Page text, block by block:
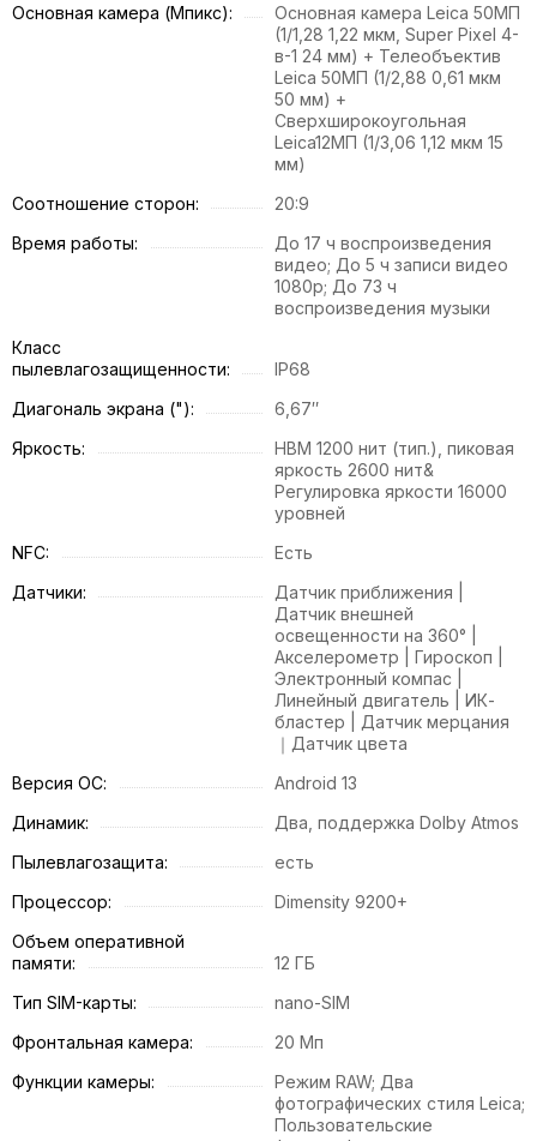
Основная камера (Мпикс):
Основная камера Leica 50МП
(1/1,28 1,22 мкм, Super Pixel 4-
в-1 24 мм) + Телеобъектив
Leica 50МП (1/2,88 0,61 мкм
50 мм) +
Сверхширокоугольная
Leica12МП (1/3,06 1,12 мкм 15
мм)
Соотношение сторон:
20:9
Время работы:
До 17 ч воспроизведения
видео; До 5 ч записи видео
1080p; До 73 ч
воспроизведения музыки
Класс
пылевлагозащищенности:
IP68
Диагональ экрана ("):
6,67″
Яркость:
HBM 1200 нит (тип.), пиковая
яркость 2600 нит&
Регулировка яркости 16000
уровней
NFC:
Есть
Датчики:
Датчик приближения |
Датчик внешней
освещенности на 360° |
Акселерометр | Гироскоп |
Электронный компас |
Линейный двигатель | ИК-
бластер | Датчик мерцания
｜Датчик цвета
Версия ОС:
Android 13
Динамик:
Два, поддержка Dolby Atmos
Пылевлагозащита:
есть
Процессор:
Dimensity 9200+
Объем оперативной
памяти:
12 ГБ
Тип SIM-карты:
nano-SIM
Фронтальная камера:
20 Мп
Функции камеры:
Режим RAW; Два
фотографических стиля Leica;
Пользовательские